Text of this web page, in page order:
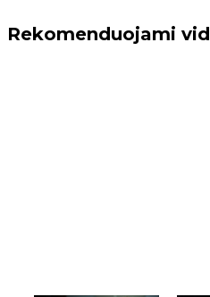
Rekomenduojami